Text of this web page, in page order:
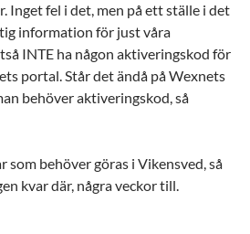
Inget fel i det, men på ett ställe i det
information för just våra
INTE ha någon aktiveringskod för
portal. Står det ändå på Wexnets
behöver aktiveringskod, så
behöver göras i Vikensved, så
kvar där, några veckor till.